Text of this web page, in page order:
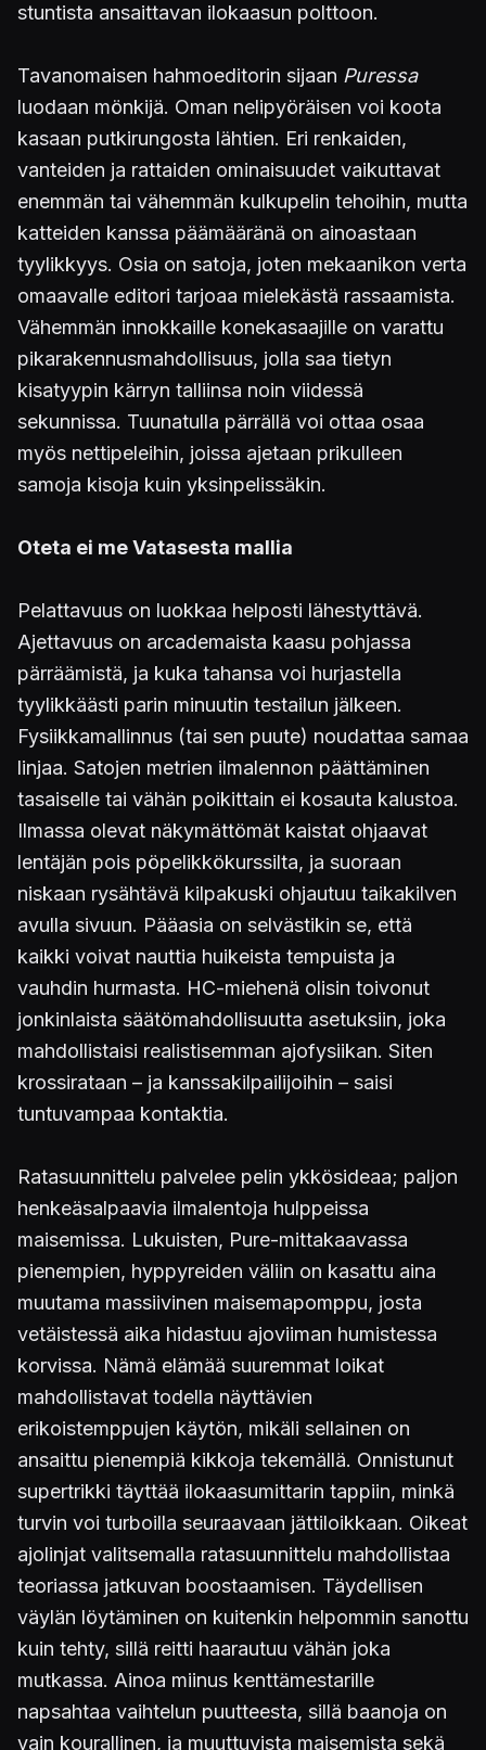
stuntista ansaittavan ilokaasun polttoon.
Tavanomaisen hahmoeditorin sijaan Puressa
luodaan mönkijä. Oman nelipyöräisen voi koota
kasaan putkirungosta lähtien. Eri renkaiden,
vanteiden ja rattaiden ominaisuudet vaikuttavat
enemmän tai vähemmän kulkupelin tehoihin, mutta
katteiden kanssa päämääränä on ainoastaan
tyylikkyys. Osia on satoja, joten mekaanikon verta
omaavalle editori tarjoaa mielekästä rassaamista.
Vähemmän innokkaille konekasaajille on varattu
pikarakennusmahdollisuus, jolla saa tietyn
kisatyypin kärryn talliinsa noin viidessä
sekunnissa. Tuunatulla pärrällä voi ottaa osaa
myös nettipeleihin, joissa ajetaan prikulleen
samoja kisoja kuin yksinpelissäkin.
Oteta ei me Vatasesta mallia
Pelattavuus on luokkaa helposti lähestyttävä.
Ajettavuus on arcademaista kaasu pohjassa
pärräämistä, ja kuka tahansa voi hurjastella
tyylikkäästi parin minuutin testailun jälkeen.
Fysiikkamallinnus (tai sen puute) noudattaa samaa
linjaa. Satojen metrien ilmalennon päättäminen
tasaiselle tai vähän poikittain ei kosauta kalustoa.
Ilmassa olevat näkymättömät kaistat ohjaavat
lentäjän pois pöpelikkökurssilta, ja suoraan
niskaan rysähtävä kilpakuski ohjautuu taikakilven
avulla sivuun. Pääasia on selvästikin se, että
kaikki voivat nauttia huikeista tempuista ja
vauhdin hurmasta. HC-miehenä olisin toivonut
jonkinlaista säätömahdollisuutta asetuksiin, joka
mahdollistaisi realistisemman ajofysiikan. Siten
krossirataan – ja kanssakilpailijoihin – saisi
tuntuvampaa kontaktia.
Ratasuunnittelu palvelee pelin ykkösideaa; paljon
henkeäsalpaavia ilmalentoja hulppeissa
maisemissa. Lukuisten, Pure-mittakaavassa
pienempien, hyppyreiden väliin on kasattu aina
muutama massiivinen maisemapomppu, josta
vetäistessä aika hidastuu ajoviiman humistessa
korvissa. Nämä elämää suuremmat loikat
mahdollistavat todella näyttävien
erikoistemppujen käytön, mikäli sellainen on
ansaittu pienempiä kikkoja tekemällä. Onnistunut
supertrikki täyttää ilokaasumittarin tappiin, minkä
turvin voi turboilla seuraavaan jättiloikkaan. Oikeat
ajolinjat valitsemalla ratasuunnittelu mahdollistaa
teoriassa jatkuvan boostaamisen. Täydellisen
väylän löytäminen on kuitenkin helpommin sanottu
kuin tehty, sillä reitti haarautuu vähän joka
mutkassa. Ainoa miinus kenttämestarille
napsahtaa vaihtelun puutteesta, sillä baanoja on
vain kourallinen, ja muuttuvista maisemista sekä